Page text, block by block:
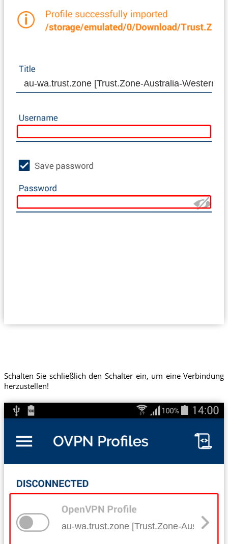
au-wa.trust.zone [Trust.Zone-Australia-Western-
Schalten Sie schließlich den Schalter ein, um eine Verbindung
herzustellen!
au-wa.trust.zone [Trust.Zone-Australia-